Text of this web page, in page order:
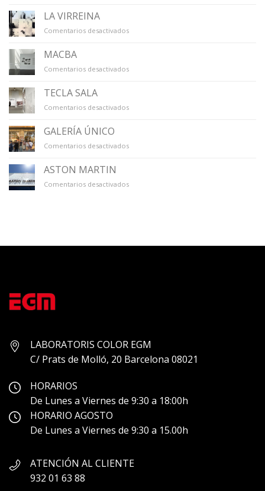
LA VIRREINA
Comentarios desactivadosen
MACBA
Comentarios desactivadosen
TECLA SALA
Comentarios desactivadosen
GALERÍA ÚNICO
Comentarios desactivadosen
ASTON MARTIN
Comentarios desactivadosen
LABORATORIS COLOR EGM
C/ Prats de Molló, 20 Barcelona 08021
HORARIOS
De Lunes a Viernes de 9:30 a 18:00h
HORARIO AGOSTO
De Lunes a Viernes de 9:30 a 15.00h
ATENCIÓN AL CLIENTE
932 01 63 88